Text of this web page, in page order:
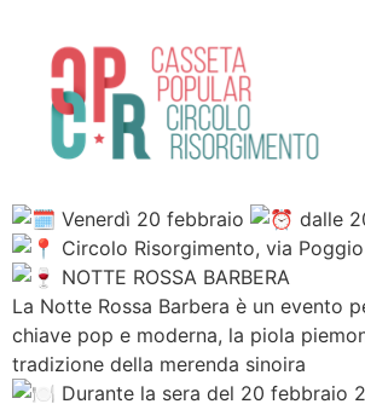
Venerdì 20 febbraio
dalle
Circolo Risorgimento, via
NOTTE ROSSA BARBERA
La Notte Rossa Barbera è un evento
chiave pop e moderna, la piola
tradizione della merenda sinoira
Durante la sera del 20 febbraio